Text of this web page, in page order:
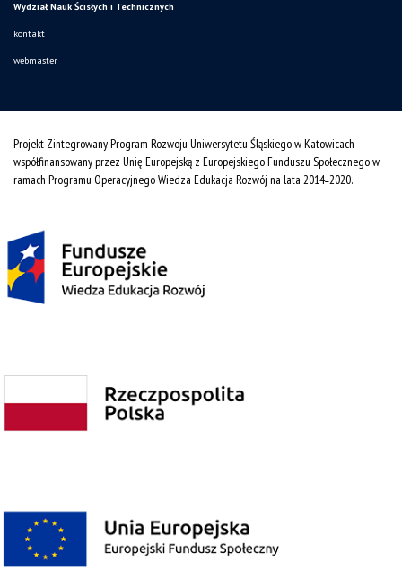
Wydział Nauk Ścisłych i Technicznych
kontakt
webmaster
Projekt Zintegrowany Program Rozwoju Uniwersytetu Śląskiego w Katowicach
współfinansowany przez Unię Europejską z Europejskiego Funduszu Społecznego w
ramach Programu Operacyjnego Wiedza Edukacja Rozwój na lata 2014˗2020.